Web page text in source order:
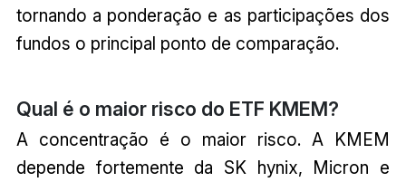
tornando a ponderação e as participações dos
fundos o principal ponto de comparação.
Qual é o maior risco do ETF KMEM?
A concentração é o maior risco. A KMEM
depende fortemente da SK hynix, Micron e